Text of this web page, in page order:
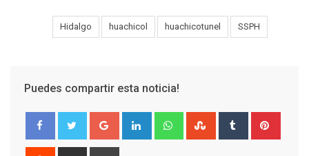
Hidalgo huachicol huachicotunel SSPH
Puedes compartir esta noticia!
Google+ LinkedIn WhatsappStumbleUpon
Tumblr